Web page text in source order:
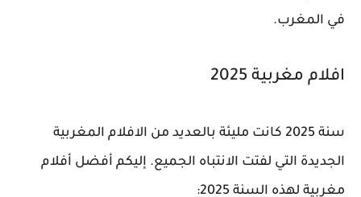
في المغرب.
افلام مغربية 2025
سنة 2025 كانت مليئة بالعديد من الافلام المغربية
الجديدة التي لفتت الانتباه الجميع. إليكم أفضل أفلام
مغربية لهذه السنة 2025: